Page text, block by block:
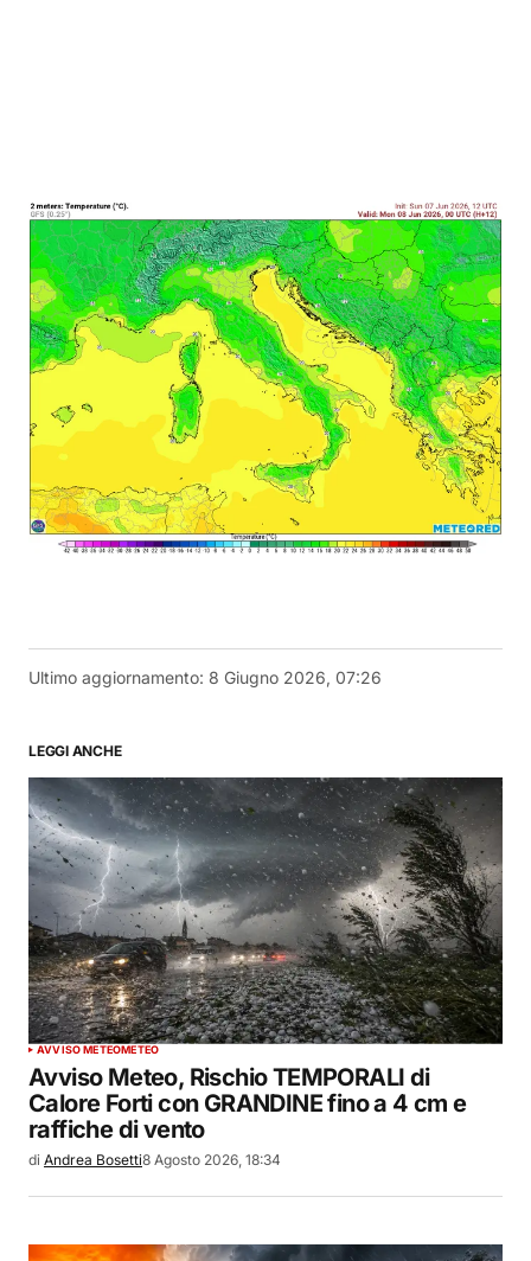
Ultimo aggiornamento: 8 Giugno 2026, 07:26
LEGGI ANCHE
AVVISO METEOMETEO
Avviso Meteo, Rischio TEMPORALI di
Calore Forti con GRANDINE fino a 4 cm e
raffiche di vento
di Andrea Bosetti8 Agosto 2026, 18:34